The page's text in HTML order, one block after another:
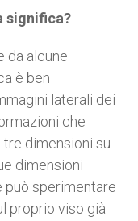
significa?
da alcune
è ben
laterali dei
che
dimensioni su
dimensioni
può sperimentare
proprio viso già